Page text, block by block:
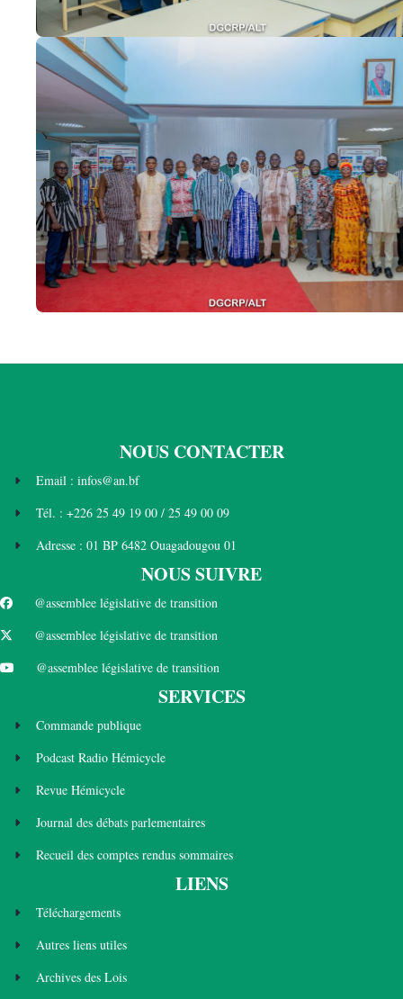
NOUS CONTACTER
Email : infos@an.bf
Tél. : +226 25 49 19 00 / 25 49 00 09
Adresse : 01 BP 6482 Ouagadougou 01
NOUS SUIVRE
@assemblee législative de transition
@assemblee législative de transition
@assemblee législative de transition
SERVICES
Commande publique
Podcast Radio Hémicycle
Revue Hémicycle
Journal des débats parlementaires
Recueil des comptes rendus sommaires
LIENS
Téléchargements
Autres liens utiles
Archives des Lois